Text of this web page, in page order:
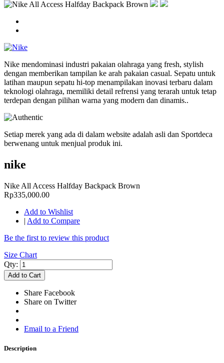
Nike mendominasi industri pakaian olahraga yang fresh, stylish
dengan memberikan tampilan ke arah pakaian casual. Sepatu untuk
latihan maupun sepatu hi-top menampilakan inovasi terbaru dalam
teknologi olahraga, memiliki detail refrensi yang terarah untuk tetap
terdepan dengan pilihan warna yang modern dan dinamis..
Setiap merek yang ada di dalam website adalah asli dan Sportdeca
berwenang untuk menjual produk ini.
nike
Nike All Access Halfday Backpack Brown
Rp335,000.00
Add to Wishlist
| Add to Compare
Be the first to review this product
Size Chart
Qty:
Add to Cart
Share Facebook
Share on Twitter
Email to a Friend
Description